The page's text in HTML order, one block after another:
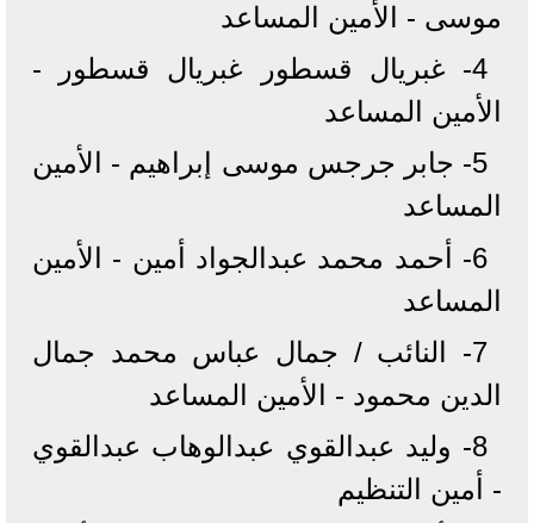
موسى - الأمين المساعد
4- غبريال قسطور غبريال قسطور -
الأمين المساعد
5- جابر جرجس موسى إبراهيم - الأمين
المساعد
6- أحمد محمد عبدالجواد أمين - الأمين
المساعد
7- النائب / جمال عباس محمد جمال
الدين محمود - الأمين المساعد
8- وليد عبدالقوي عبدالوهاب عبدالقوي
- أمين التنظيم